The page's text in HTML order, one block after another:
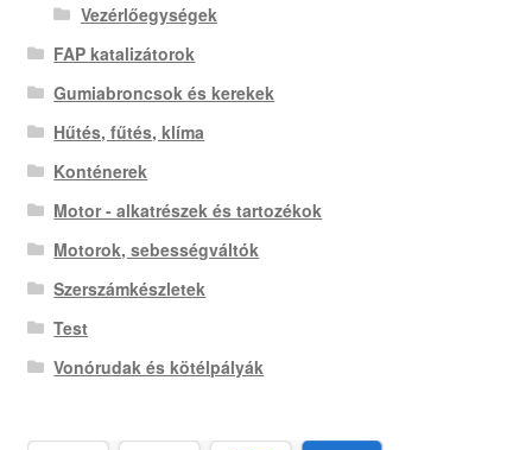
Vezérlőegységek
FAP katalizátorok
Gumiabroncsok és kerekek
Hűtés, fűtés, klíma
Konténerek
Motor - alkatrészek és tartozékok
Motorok, sebességváltók
Szerszámkészletek
Test
Vonórudak és kötélpályák